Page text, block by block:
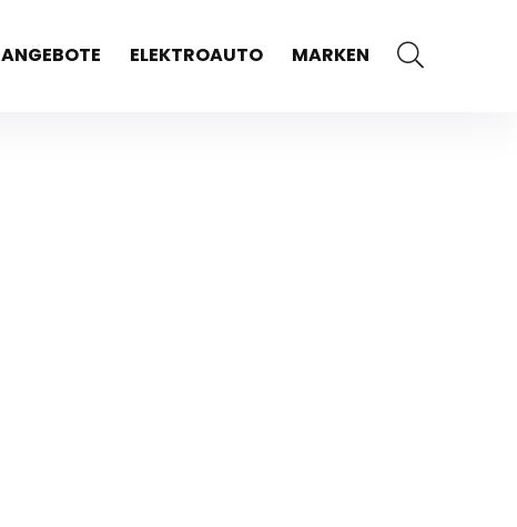
ANGEBOTE ELEKTROAUTO MARKEN